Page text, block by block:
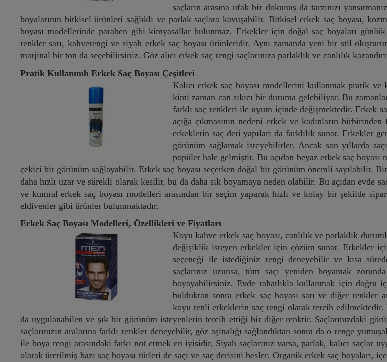
saçların arasına ufak bir dokunuş da tarzınızı
boyalarının bitkisel ürünleri sağlıklı ve parlak saçlara kavuşabilir. Bitkisel erkek saç boyası,
boyası modellerinde paraben gibi kimyasallar bulunmaz. Erkekler için doğal saç boyaları
renkler sarı, kahverengi ve siyah erkek saç boyası ürünleridir. Aynı zamanda yeni bir stil
marjinal bir ton da seçebilirsiniz. Göz alıcı erkek saç rengi saçlarınıza parlaklık ve canlılık
Pratik Kullanımlı Erkek Saç Boyası Çeşitleri
Kalıcı erkek saç boyası modellerini kullanmak pratik ve
kimi zaman can sıkıcı bir duruma gelebiliyor. Bu
farklı saç renkleri ile uyum içinde değişmektedir. Erkek
açığa çıkmasının nedeni erkek ve kadınların
erkeklerin saç deri yapıları da farklılık sunar. Erkekler
görünüm sağlamak isteyebilirler. Ancak son yıllarda
popüler hale gelmiştir. Bu açıdan beyaz erkek saç
çekici bir görünüm sağlayabilir. Erkek saç boyası seçerken doğal bir görünüm önemli sayılabilir.
daha hızlı uzar ve sürekli olarak kesilir, bu da daha sık boyamaya neden olabilir. Bu açıdan evde
ve kumral erkek saç boyası modelleri arasından bir seçim yaparak hızlı ve kolay bir şekilde
eldivenler gibi ürünler bulunmaktadır.
Erkek Saç Boyası Modelleri, Özellikleri ve Fiyatları
Koyu kahve erkek saç boyası, canlılık ve parlaklık
değişiklik isteyen erkekler için çözüm sunar. Erkekler
seçeneği ile istediğiniz rengi deneyebilir ve kısa
saçlarınız uzunsa, tüm saçı yeniden boyamak
boyayabilirsiniz. Evde rahatlıkla kullanmak için doğru
bulduktan sonra erkek saç boyası sarı ve diğer
koyu tenli erkeklerin saç rengi olarak tercih edilmektedir.
da uygulanabilen ve şık bir görünüm isteyenlerin tercih ettiği bir diğer renktir. Saçlarınızdaki
saçlarınızın aralarına farklı renkler deneyebilir, göz aşinalığı sağlandıktan sonra da o renge
ile boya rengi arasındaki farkı not etmek en iyisidir. Siyah saçlarınız varsa, parlak, kalıcı saçlar
olarak üretilmiş bazı saç boyası türleri de saçı ve saç derisini besler. Organik erkek saç boyaları,